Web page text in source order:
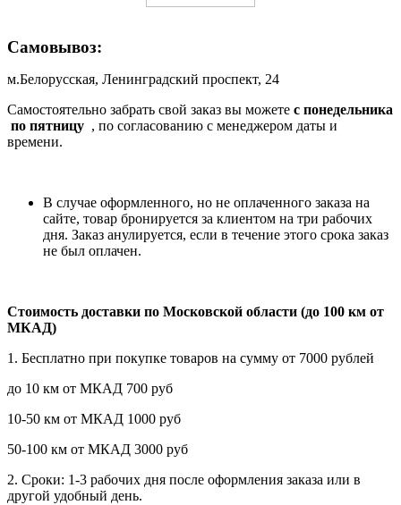
Самовывоз:
м.Белорусская, Ленинградский проспект, 24
Самостоятельно забрать свой заказ вы можете c понедельника
по пятницу , по согласованию с менеджером даты и
времени.
В случае оформленного, но не оплаченного заказа на
сайте, товар бронируется за клиентом на три рабочих
дня. Заказ анулируется, если в течение этого срока заказ
не был оплачен.
Стоимость доставки по Московской области (до 100 км от
МКАД)
1. Бесплатно при покупке товаров на сумму от 7000 рублей
до 10 км от МКАД 700 руб
10-50 км от МКАД 1000 руб
50-100 км от МКАД 3000 руб
2. Сроки: 1-3 рабочих дня после оформления заказа или в
другой удобный день.